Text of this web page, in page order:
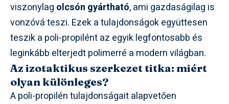
viszonylag olcsón gyártható, ami gazdaságilag is
vonzóvá teszi. Ezek a tulajdonságok együttesen
teszik a poli-propilént az egyik legfontosabb és
leginkább elterjedt polimerré a modern világban.
Az izotaktikus szerkezet titka: miért
olyan különleges?
A poli-propilén tulajdonságait alapvetően